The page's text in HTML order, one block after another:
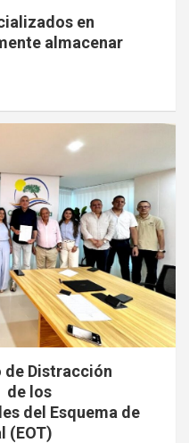
en
almacenar
de Distracción
de los
del Esquema de
(EOT)